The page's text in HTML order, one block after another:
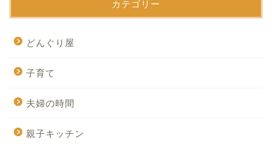
カテゴリー
どんぐり屋
子育て
夫婦の時間
親子キッチン